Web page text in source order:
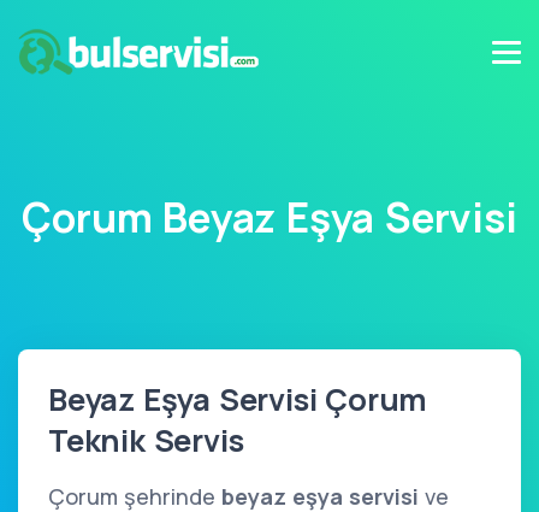
Çorum Beyaz Eşya Servisi
Beyaz Eşya Servisi Çorum
Teknik Servis
Çorum şehrinde beyaz eşya servisi ve